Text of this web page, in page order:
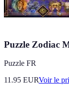
Puzzle Zodiac
Puzzle FR
11.95 EURVoir le